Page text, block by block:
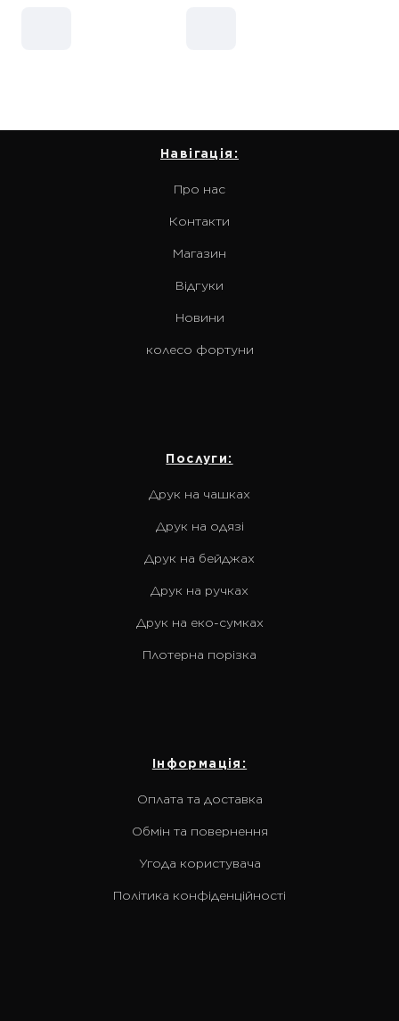
Навігація:
Про нас
Контакти
Магазин
Відгуки
Новини
колесо фортуни
Послуги:
Друк на чашках
Друк на одязі
Друк на бейджах
Друк на ручках
Друк на еко-сумках
Плотерна порізка
Інформація:
Оплата та доставка
Обмін та повернення
Угода користувача
Політика конфіденційності